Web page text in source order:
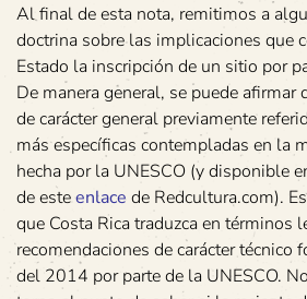
Al final de esta nota, remitimos a
doctrina sobre las implicaciones que
Estado la inscripción de un sitio por
De manera general, se puede afirmar
de carácter general previamente
más específicas contempladas en la
hecha por la UNESCO (y disponible
de esteenlace de Redcultura.com).
que Costa Rica traduzca en términos
recomendaciones de carácter técnico
del 2014 por parte de la UNESCO.